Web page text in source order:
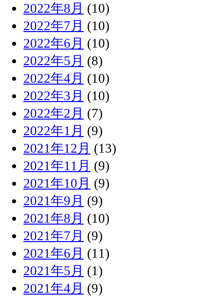
2022年8月 (10)
2022年7月 (10)
2022年6月 (10)
2022年5月 (8)
2022年4月 (10)
2022年3月 (10)
2022年2月 (7)
2022年1月 (9)
2021年12月 (13)
2021年11月 (9)
2021年10月 (9)
2021年9月 (9)
2021年8月 (10)
2021年7月 (9)
2021年6月 (11)
2021年5月 (1)
2021年4月 (9)